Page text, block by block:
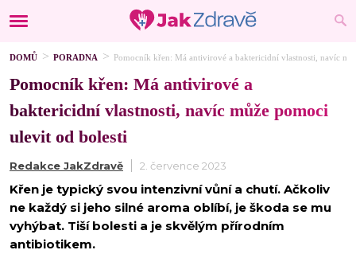
DOMŮ PORADNA Pomocník křen: Má antivirové a baktericidní vlastnosti, navíc
Pomocník křen: Má antivirové a
baktericidní vlastnosti, navíc může pomoci
ulevit od bolesti
Redakce JakZdravě 2. července 2023
Křen je typický svou intenzivní vůní a chutí. Ačkoliv
ne každý si jeho silné aroma oblíbí, je škoda se mu
vyhýbat. Tiší bolesti a je skvělým přírodním
antibiotikem.